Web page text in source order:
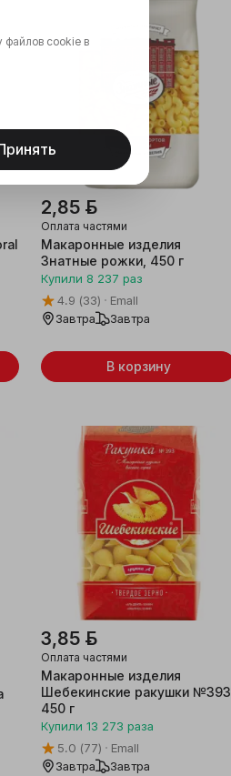
2,85 ƃ
Оплата частями
Макаронные изделия
Знатные рожки, 450 г
Купили 8 237 раз
4.9 (33)
Emall
Завтра
Завтра
В корзину
3,85 ƃ
Оплата частями
Макаронные изделия
Шебекинские ракушки №393,
450 г
Купили13 273 раза
5.0 (77)
Emall
Завтра
Завтра
файлов cookie в